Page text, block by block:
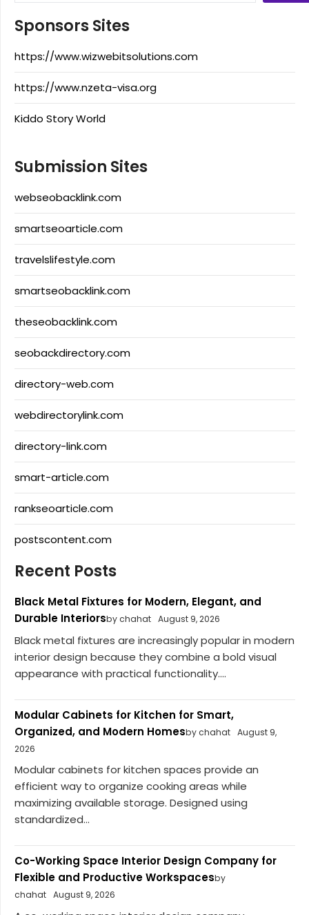
Sponsors Sites
https://www.wizwebitsolutions.com
https://www.nzeta-visa.org
Kiddo Story World
Submission Sites
webseobacklink.com
smartseoarticle.com
travelslifestyle.com
smartseobacklink.com
theseobacklink.com
seobackdirectory.com
directory-web.com
webdirectorylink.com
directory-link.com
smart-article.com
rankseoarticle.com
postscontent.com
Recent Posts
Black Metal Fixtures for Modern, Elegant, and
Durable Interiorsby chahat August 9, 2026
Black metal fixtures are increasingly popular in modern
interior design because they combine a bold visual
appearance with practical functionality....
Modular Cabinets for Kitchen for Smart,
Organized, and Modern Homesby chahat August 9,
2026
Modular cabinets for kitchen spaces provide an
efficient way to organize cooking areas while
maximizing available storage. Designed using
standardized...
Co-Working Space Interior Design Company for
Flexible and Productive Workspacesby
chahat August 9, 2026